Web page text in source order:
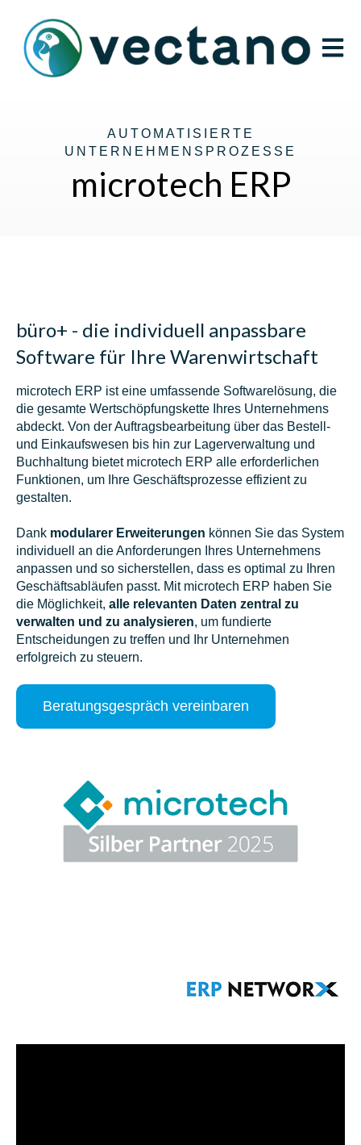
Open
AUTOMATISIERTE
UNTERNEHMENSPROZESSE
microtech ERP
büro+ - die individuell anpassbare
Software für Ihre Warenwirtschaft
microtech ERP ist eine umfassende Softwarelösung, die
die gesamte Wertschöpfungskette Ihres Unternehmens
abdeckt. Von der Auftragsbearbeitung über das Bestell-
und Einkaufswesen bis hin zur Lagerverwaltung und
Buchhaltung bietet microtech ERP alle erforderlichen
Funktionen, um Ihre Geschäftsprozesse effizient zu
gestalten.
Dank modularer Erweiterungen können Sie das System
individuell an die Anforderungen Ihres Unternehmens
anpassen und so sicherstellen, dass es optimal zu Ihren
Geschäftsabläufen passt. Mit microtech ERP haben Sie
die Möglichkeit, alle relevanten Daten zentral zu
verwalten und zu analysieren, um fundierte
Entscheidungen zu treffen und Ihr Unternehmen
erfolgreich zu steuern.
Beratungsgespräch vereinbaren